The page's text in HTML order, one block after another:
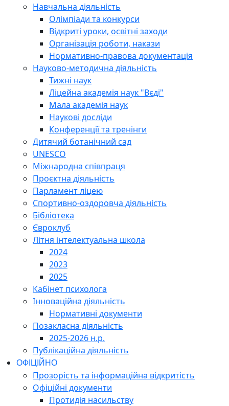
Навчальна діяльність
Олімпіади та конкурси
Відкриті уроки, освітні заходи
Організація роботи, накази
Нормативно-правова документація
Науково-методична діяльність
Тижні наук
Ліцейна академія наук "Вєді"
Мала академія наук
Наукові досліди
Конференції та тренінги
Дитячий ботанічний сад
UNESCO
Міжнародна співпраця
Проєктна діяльність
Парламент ліцею
Спортивно-оздоровча діяльність
Бібліотека
Євроклуб
Літня інтелектуальна школа
2024
2023
2025
Кабінет психолога
Інноваційна діяльність
Нормативні документи
Позакласна діяльність
2025-2026 н.р.
Публікаційна діяльність
ОФІЦІЙНО
Прозорість та інформаційна відкритість
Офіційні документи
Протидія насильству